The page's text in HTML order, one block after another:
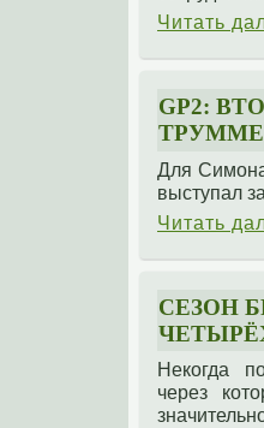
Читать
GP2:
Для
выступал
Читать
СЕЗОН
Некогда
через